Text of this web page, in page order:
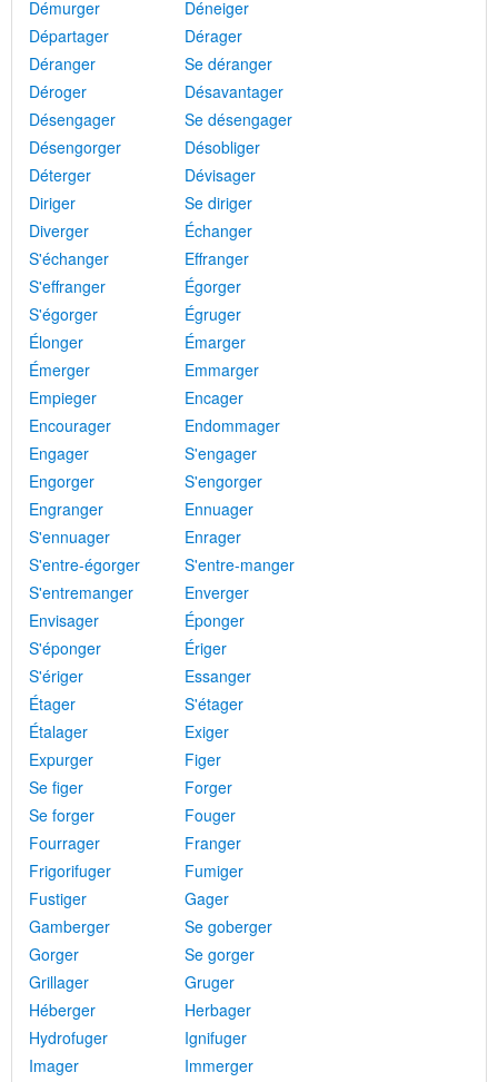
Démurger
Déneiger
Départager
Dérager
Déranger
Se déranger
Déroger
Désavantager
Désengager
Se désengager
Désengorger
Désobliger
Déterger
Dévisager
Diriger
Se diriger
Diverger
Échanger
S'échanger
Effranger
S'effranger
Égorger
S'égorger
Égruger
Élonger
Émarger
Émerger
Emmarger
Empieger
Encager
Encourager
Endommager
Engager
S'engager
Engorger
S'engorger
Engranger
Ennuager
S'ennuager
Enrager
S'entre-égorger
S'entre-manger
S'entremanger
Enverger
Envisager
Éponger
S'éponger
Ériger
S'ériger
Essanger
Étager
S'étager
Étalager
Exiger
Expurger
Figer
Se figer
Forger
Se forger
Fouger
Fourrager
Franger
Frigorifuger
Fumiger
Fustiger
Gager
Gamberger
Se goberger
Gorger
Se gorger
Grillager
Gruger
Héberger
Herbager
Hydrofuger
Ignifuger
Imager
Immerger